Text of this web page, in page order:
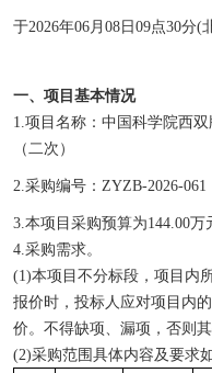
于2026年06月08 日 09点30分(
一、项目基本情况
1.项目名称： 中国科学院西双
（二次）
2.采购编号 ： ZYZB-2026-061
3.本项目采购预算为144.00万
4.采购需求。
(1)本项目不分标段，项目内
报价时，投标人应对项目内
价。不得缺项、漏项，否则其
(2)采购范围具体内容及要求